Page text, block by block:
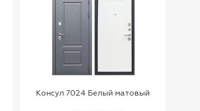
Консул 7024 Белый матовый